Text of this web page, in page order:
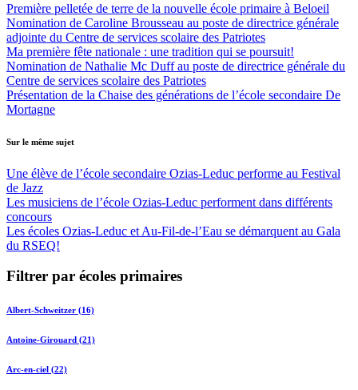
Première pelletée de terre de la nouvelle école primaire à Beloeil
Nomination de Caroline Brousseau au poste de directrice générale
adjointe du Centre de services scolaire des Patriotes
Ma première fête nationale : une tradition qui se poursuit!
Nomination de Nathalie Mc Duff au poste de directrice générale du
Centre de services scolaire des Patriotes
Présentation de la Chaise des générations de l’école secondaire De
Mortagne
Sur le même sujet
Une élève de l’école secondaire Ozias-Leduc performe au Festival
de Jazz
Les musiciens de l’école Ozias-Leduc performent dans différents
concours
Les écoles Ozias-Leduc et Au-Fil-de-l’Eau se démarquent au Gala
du RSEQ!
Filtrer par écoles primaires
Albert-Schweitzer (16)
Antoine-Girouard (21)
Arc-en-ciel (22)